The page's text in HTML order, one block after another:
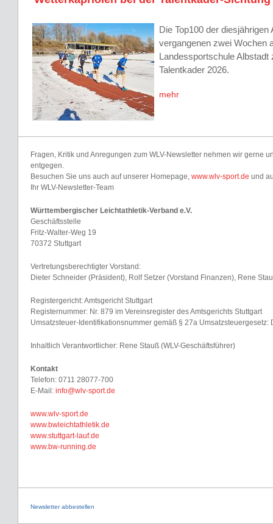
Die Top100 der
vergangenen zwei Wochen
Landessportschule Albstadt
Talentkader 2026.
mehr
Fragen, Kritik und Anregungen zum WLV-Newsletter nehmen wir gerne
entgegen.
Besuchen Sie uns auch auf unserer Homepage, www.wlv-sport.de und
Ihr WLV-Newsletter-Team
Württembergischer Leichtathletik-Verband e.V.
Geschäftsstelle
Fritz-Walter-Weg 19
70372 Stuttgart
Vertretungsberechtigter Vorstand:
Dieter Schneider (Präsident), Rolf Setzer (Vorstand Finanzen), Rene
Registergericht: Amtsgericht Stuttgart
Registernummer: Nr. 879 im Vereinsregister des Amtsgerichts Stuttgart
Umsatzsteuer-Identifikationsnummer gemäß § 27a Umsatzsteuergesetz:
Inhaltlich Verantwortlicher: Rene Stauß (WLV-Geschäftsführer)
Kontakt
Telefon: 0711 28077-700
E-Mail: info@wlv-sport.de
www.wlv-sport.de
www.bwleichtathletik.de
www.stuttgart-lauf.de
www.bw-running.de
Newsletter abbestellen